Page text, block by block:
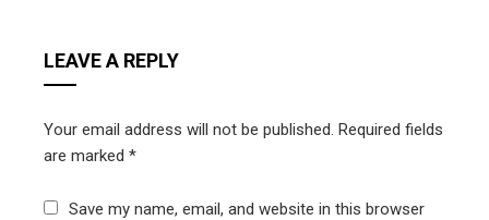
LEAVE A REPLY
Your email address will not be published. Required fields
are marked *
Save my name, email, and website in this browser